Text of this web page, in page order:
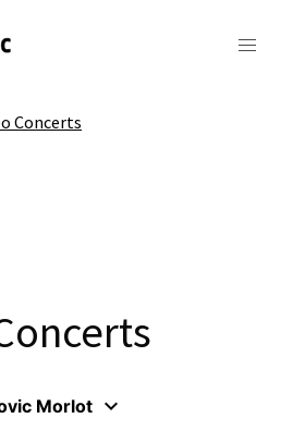
Concerts
Morlot keyboard_arrow_down